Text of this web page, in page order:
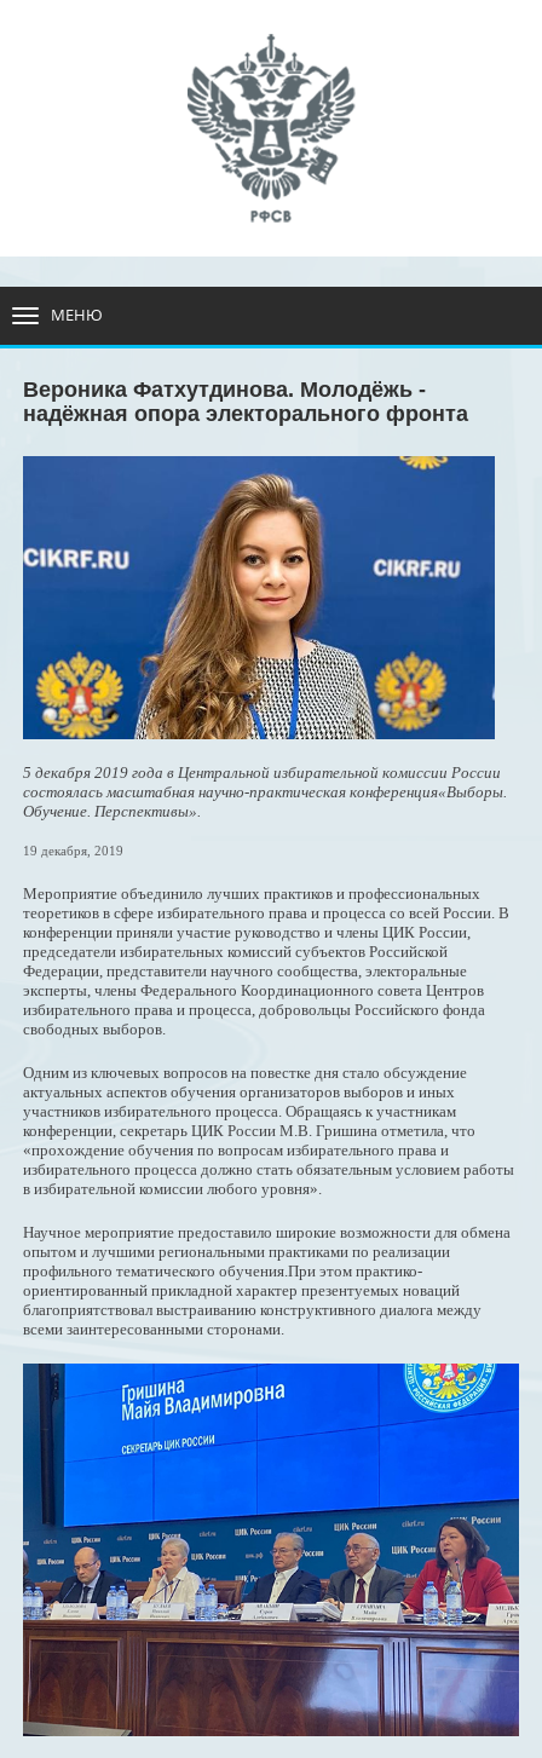
МЕНЮ
Вероника Фатхутдинова. Молодёжь -
надёжная опора электорального фронта
5 декабря 2019 года в Центральной избирательной комиссии России
состоялась масштабная научно-практическая конференция«Выборы.
Обучение. Перспективы».
19 декабря, 2019
Мероприятие объединило лучших практиков и профессиональных
теоретиков в сфере избирательного права и процесса со всей России. В
конференции приняли участие руководство и члены ЦИК России,
председатели избирательных комиссий субъектов Российской
Федерации, представители научного сообщества, электоральные
эксперты, члены Федерального Координационного совета Центров
избирательного права и процесса, добровольцы Российского фонда
свободных выборов.
Одним из ключевых вопросов на повестке дня стало обсуждение
актуальных аспектов обучения организаторов выборов и иных
участников избирательного процесса. Обращаясь к участникам
конференции, секретарь ЦИК России М.В. Гришина отметила, что
«прохождение обучения по вопросам избирательного права и
избирательного процесса должно стать обязательным условием работы
в избирательной комиссии любого уровня».
Научное мероприятие предоставило широкие возможности для обмена
опытом и лучшими региональными практиками по реализации
профильного тематического обучения.При этом практико-
ориентированный прикладной характер презентуемых новаций
благоприятствовал выстраиванию конструктивного диалога между
всеми заинтересованными сторонами.